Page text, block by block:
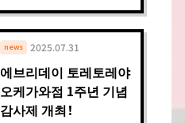
news
에브리데이 토레토레야
오케가와점 1주년 기념
감사제 개최！
2025.07.31